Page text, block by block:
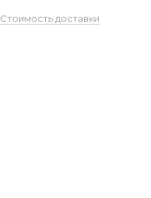
Стоимость доставки